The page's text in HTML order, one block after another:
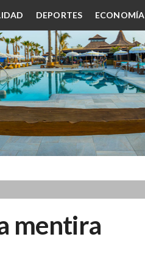
DEPORTES ECONOMÍA
mentira